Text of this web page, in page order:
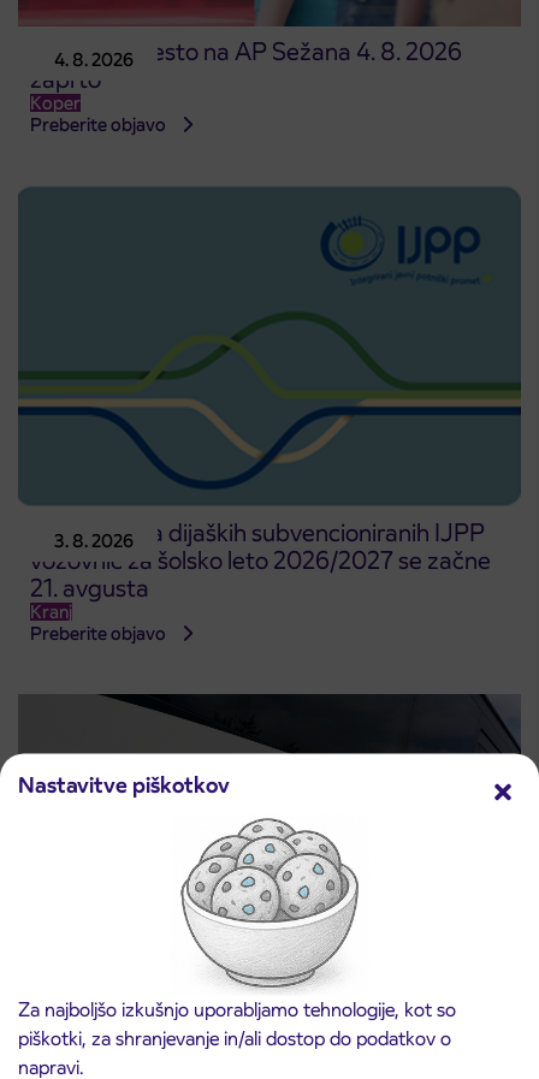
Nastavitve piškotkov
Za najboljšo izkušnjo uporabljamo tehnologije, kot so
piškotki, za shranjevanje in/ali dostop do podatkov o
napravi.
4. 8. 2026
Prodajno mesto na AP Sežana 4. 8. 2026
zaprto
Koper
Preberite objavo
3. 8. 2026
Predprodaja dijaških subvencioniranih IJPP
vozovnic za šolsko leto 2026/2027 se začne
21. avgusta
Kranj
Preberite objavo
3. 8. 2026
Obvestilo o popolni zapori ceste
ČEŠNJEVEK – TRATA
Kranj